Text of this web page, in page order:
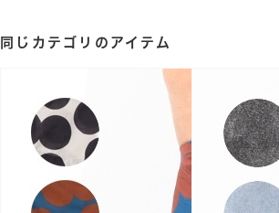
同じカテゴリのアイテム